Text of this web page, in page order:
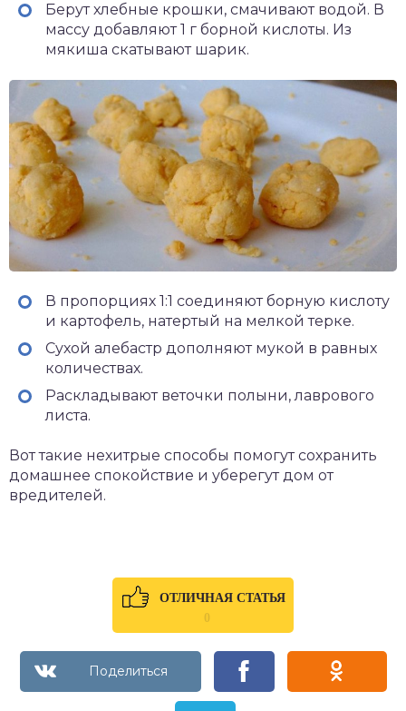
Берут хлебные крошки, смачивают водой. В
массу добавляют 1 г борной кислоты. Из
мякиша скатывают шарик.
В пропорциях 1:1 соединяют борную кислоту
и картофель, натертый на мелкой терке.
Сухой алебастр дополняют мукой в равных
количествах.
Раскладывают веточки полыни, лаврового
листа.
Вот такие нехитрые способы помогут сохранить
домашнее спокойствие и уберегут дом от
вредителей.
ОТЛИЧНАЯ СТАТЬЯ
0